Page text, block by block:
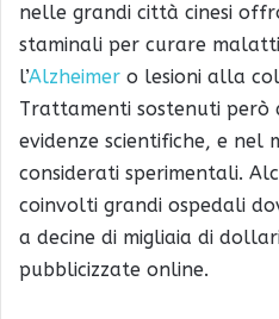
nelle grandi città cinesi
staminali per curare
l’Alzheimer o lesioni alla
Trattamenti sostenuti però
evidenze scientifiche, e nel
considerati sperimentali.
coinvolti grandi ospedali
a decine di migliaia di
pubblicizzate online.